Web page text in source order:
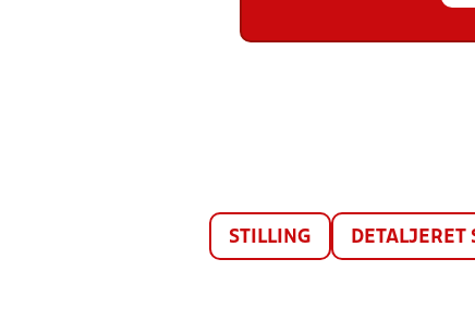
STILLING DETALJERET